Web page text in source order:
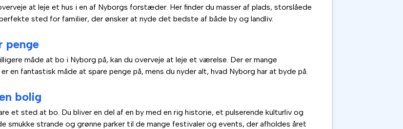
at leje et hus i en af ​​Nyborgs forstæder. Her finder du masser af plads, storslåede
sted for familier, der ønsker at nyde det bedste af både by og landliv.
penge
måde at bo i Nyborg på, kan du overveje at leje et værelse. Der er mange
en fantastisk måde at spare penge på, mens du nyder alt, hvad Nyborg har at byde på.
bolig
et sted at bo. Du bliver en del af en by med en rig historie, et pulserende kulturliv og
smukke strande og grønne parker til de mange festivaler og events, der afholdes året